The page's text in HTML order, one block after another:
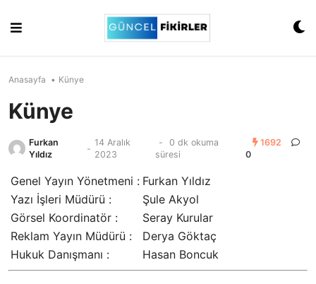
content
Anasayfa • Künye
Künye
Furkan
Yıldız
-
14 Aralık
2023
-
0 dk okuma
süresi
1692
0
Genel Yayın Yönetmeni : Furkan Yıldız
Yazı İşleri Müdürü :
Şule Akyol
Görsel Koordinatör :
Seray Kurular
Reklam Yayın Müdürü :
Derya Göktaç
Hukuk Danışmanı :
Hasan Boncuk